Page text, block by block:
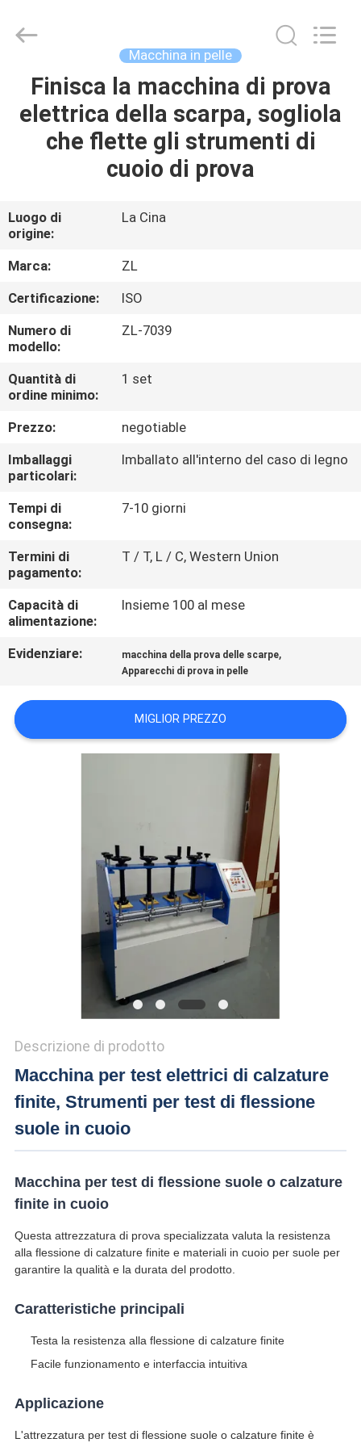
CASA
PRODOTTI
CIRCA
NOI
GIRO
DELLA
FABBRICA
CONTROLLO
DI
QUALITÀ
CONTATTICI
NOTIZIE
UNA
VR
Instrument
Technology
Reserved.
Macchina in pelle
Finisca la macchina di prova
elettrica della scarpa, sogliola
che flette gli strumenti di
cuoio di prova
Luogo di
origine:
La Cina
Marca:
ZL
Certificazione:
ISO
Numero di
modello:
ZL-7039
Quantità di
ordine minimo:
1 set
Prezzo:
negotiable
Imballaggi
particolari:
Imballato all'interno del caso di legno
Tempi di
consegna:
7-10 giorni
Termini di
pagamento:
T / T, L / C, Western Union
Capacità di
alimentazione:
Insieme 100 al mese
Evidenziare: macchina della prova delle scarpe,
Apparecchi di prova in pelle
MIGLIOR PREZZO
Descrizione di prodotto
Macchina per test elettrici di calzature
finite, Strumenti per test di flessione
suole in cuoio
Macchina per test di flessione suole o calzature
finite in cuoio
Questa attrezzatura di prova specializzata valuta la resistenza
alla flessione di calzature finite e materiali in cuoio per suole per
garantire la qualità e la durata del prodotto.
Caratteristiche principali
Testa la resistenza alla flessione di calzature finite
Facile funzionamento e interfaccia intuitiva
Applicazione
L'attrezzatura per test di flessione suole o calzature finite è